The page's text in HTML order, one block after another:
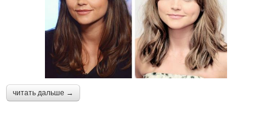
читать дальше →